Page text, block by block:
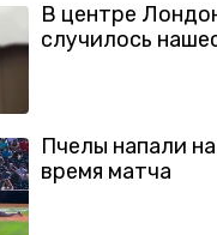
В центре
случилось
Пчелы напали
время матча